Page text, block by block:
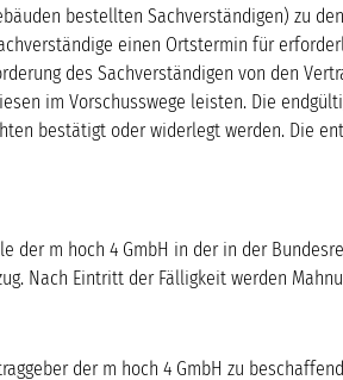
bestellten Sachverständigen) zu
einen Ortstermin für
des Sachverständigen von den
im Vorschusswege leisten. Die
bestätigt oder widerlegt werden. Die
m hoch 4 GmbH in der in der
Nach Eintritt der Fälligkeit werden
der m hoch 4 GmbH zu